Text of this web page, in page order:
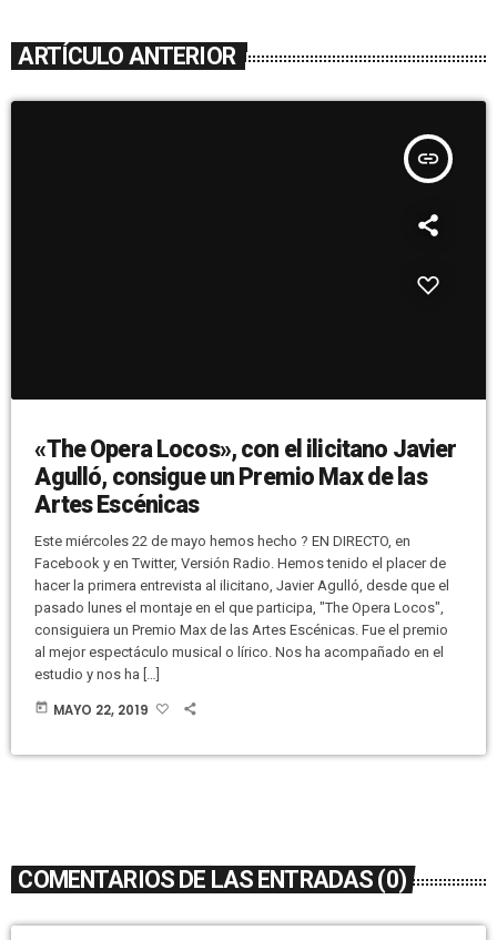
ARTÍCULO ANTERIOR
insert_link
«The Opera Locos», con el ilicitano Javier
Agulló, consigue un Premio Max de las
Artes Escénicas
Este miércoles 22 de mayo hemos hecho ? EN DIRECTO, en
Facebook y en Twitter, Versión Radio. Hemos tenido el placer de
hacer la primera entrevista al ilicitano, Javier Agulló, desde que el
pasado lunes el montaje en el que participa, "The Opera Locos",
consiguiera un Premio Max de las Artes Escénicas. Fue el premio
al mejor espectáculo musical o lírico. Nos ha acompañado en el
estudio y nos ha […]
today MAYO 22, 2019
COMENTARIOS DE LAS ENTRADAS (0)